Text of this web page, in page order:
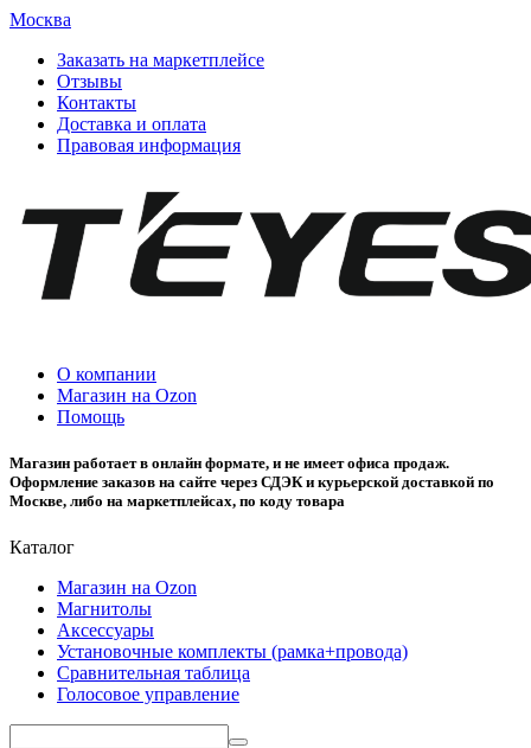
Москва
Заказать на маркетплейсе
Отзывы
Контакты
Доставка и оплата
Правовая информация
О компании
Магазин на Ozon
Помощь
Магазин работает в онлайн формате, и не имеет офиса продаж.
Оформление заказов на сайте через СДЭК и курьерской доставкой по
Москве, либо на маркетплейсах, по коду товара
Каталог
Магазин на Ozon
Магнитолы
Аксессуары
Установочные комплекты (рамка+провода)
Сравнительная таблица
Голосовое управление